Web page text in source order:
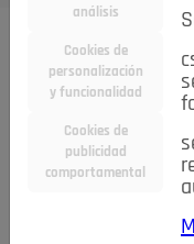
ENERO DE 2025 /
Escucha el audio
"ME ENFRENTÉ A LOS
análisis
Cookies de
personalización
y funcionalidad
Cookies de
publicidad
comportamental